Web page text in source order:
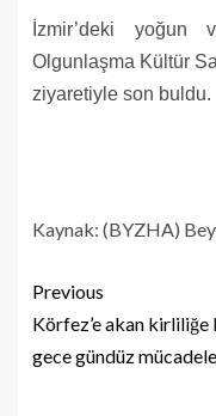
İzmir’deki yoğun
Olgunlaşma Kültür
ziyaretiyle son buldu.
Kaynak: (BYZHA)
Previous
Körfez’e akan kirliliğe
gece gündüz mücadele